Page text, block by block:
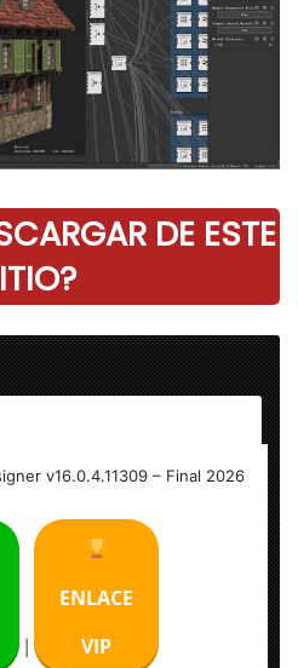
DE ESTE
v16.0.4.11309 – Final 2026
ENLACE
VIP